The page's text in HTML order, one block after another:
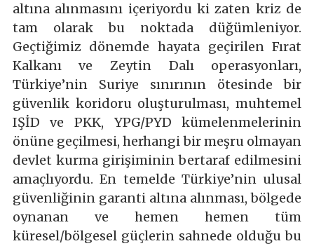
altına alınmasını içeriyordu ki zaten kriz de
tam olarak bu noktada düğümleniyor.
Geçtiğimiz dönemde hayata geçirilen Fırat
Kalkanı ve Zeytin Dalı operasyonları,
Türkiye’nin Suriye sınırının ötesinde bir
güvenlik koridoru oluşturulması, muhtemel
IŞİD ve PKK, YPG/PYD kümelenmelerinin
önüne geçilmesi, herhangi bir meşru olmayan
devlet kurma girişiminin bertaraf edilmesini
amaçlıyordu. En temelde Türkiye’nin ulusal
güvenliğinin garanti altına alınması, bölgede
oynanan ve hemen hemen tüm
küresel/bölgesel güçlerin sahnede olduğu bu